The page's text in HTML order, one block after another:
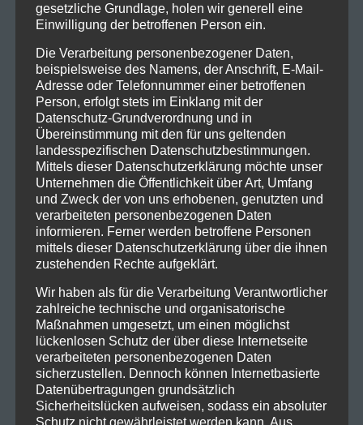
gesetzliche Grundlage, holen wir generell eine
Einwilligung der betroffenen Person ein.
Die Verarbeitung personenbezogener Daten,
beispielsweise des Namens, der Anschrift, E-Mail-
Adresse oder Telefonnummer einer betroffenen
Person, erfolgt stets im Einklang mit der
Datenschutz-Grundverordnung und in
Übereinstimmung mit den für uns geltenden
landesspezifischen Datenschutzbestimmungen.
Mittels dieser Datenschutzerklärung möchte unser
Unternehmen die Öffentlichkeit über Art, Umfang
und Zweck der von uns erhobenen, genutzten und
verarbeiteten personenbezogenen Daten
informieren. Ferner werden betroffene Personen
mittels dieser Datenschutzerklärung über die ihnen
zustehenden Rechte aufgeklärt.
Wir haben als für die Verarbeitung Verantwortlicher
zahlreiche technische und organisatorische
Maßnahmen umgesetzt, um einen möglichst
lückenlosen Schutz der über diese Internetseite
verarbeiteten personenbezogenen Daten
sicherzustellen. Dennoch können Internetbasierte
Datenübertragungen grundsätzlich
Sicherheitslücken aufweisen, sodass ein absoluter
Schutz nicht gewährleistet werden kann. Aus